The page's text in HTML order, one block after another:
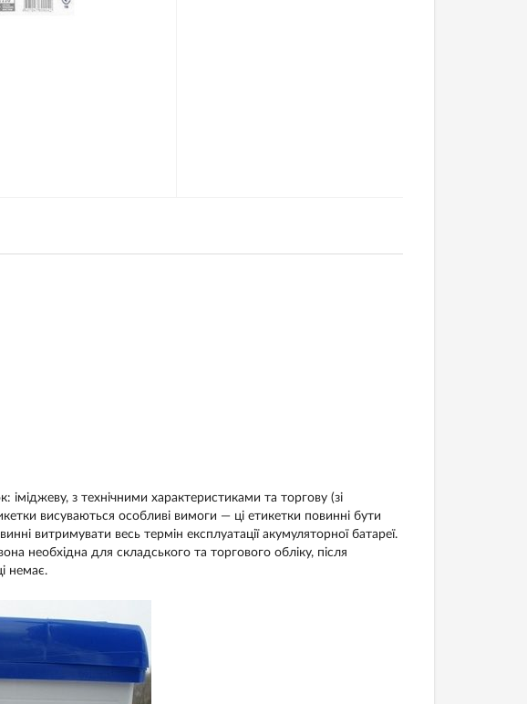
іміджеву, з технічними характеристиками та торгову (зі
висуваються особливі вимоги — ці етикетки повинні бути
витримувати весь термін експлуатації акумуляторної батареї.
необхідна для складського та торгового обліку, після
немає.